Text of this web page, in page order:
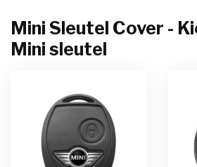
Mini Sleutel Cover -
Mini sleutel